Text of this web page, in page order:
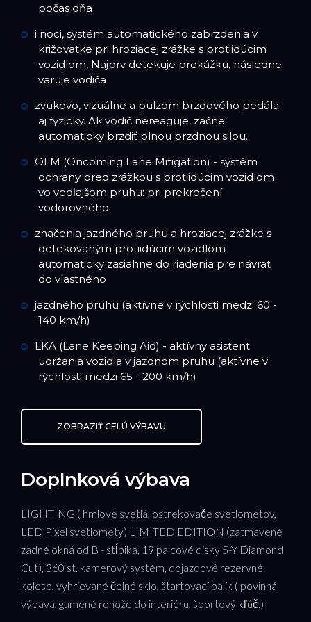
počas dňa
i noci, systém automatického zabrzdenia v
križovatke pri hroziacej zrážke s protiidúcim
vozidlom, Najprv detekuje prekážku, následne
varuje vodiča
zvukovo, vizuálne a pulzom brzdového pedála
aj fyzicky. Ak vodič nereaguje, začne
automaticky brzdiť plnou brzdnou silou.
OLM (Oncoming Lane Mitigation) - systém
ochrany pred zrážkou s protiidúcim vozidlom
vo vedľajšom pruhu: pri prekročení
vodorovného
značenia jazdného pruhu a hroziacej zrážke s
detekovaným protiidúcim vozidlom
automaticky zasiahne do riadenia pre návrat
do vlastného
jazdného pruhu (aktívne v rýchlosti medzi 60 -
140 km/h)
LKA (Lane Keeping Aid) - aktívny asistent
udržania vozidla v jazdnom pruhu (aktívne v
rýchlosti medzi 65 - 200 km/h)
ZOBRAZIŤ CELÚ VÝBAVU
Doplnková výbava
LIGHTING ( hmlové svetlá, ostrekovače svetlometov,
LED Pixel svetlomety) LIMITED EDITION (zatmavené
zadné okná od B - stĺpika, 19 palcové disky 5-Y Diamond
Cut), 360 st. kamerový systém, dojazdové rezervné
koleso, vyhrievané čelné sklo, štartovací balík ( povinná
výbava, gumené rohože do interiéru, športový kľúč.)